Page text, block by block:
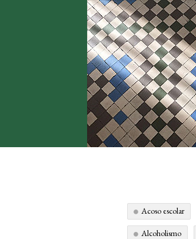
Acoso escolar
Alcoholismo